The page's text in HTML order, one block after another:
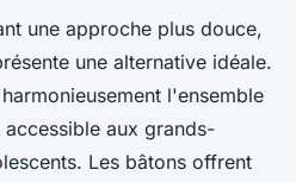
une approche plus douce,
une alternative idéale.
l'ensemble
aux grands-
Les bâtons offrent